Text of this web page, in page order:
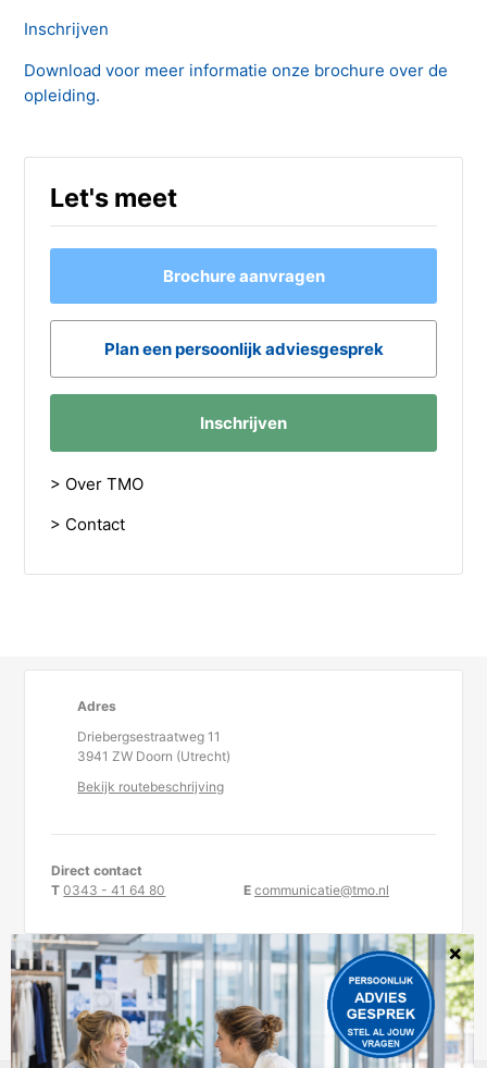
Inschrijven
Download voor meer informatie onze brochure over de
opleiding.
Let's meet
Brochure aanvragen
Plan een persoonlijk adviesgesprek
Inschrijven
> Over TMO
> Contact
Adres
Driebergsestraatweg 11
3941 ZW Doorn (Utrecht)
Bekijk routebeschrijving
Direct contact
T0343 - 41 64 80 E communicatie@tmo.nl
KvK-nummer 30234957
TMO is statutair gevestigd te Doorn.